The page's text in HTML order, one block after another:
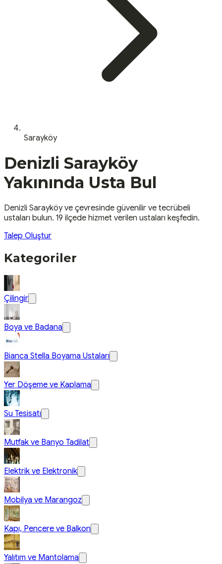
Sarayköy
Denizli Sarayköy
Yakınında Usta Bul
Denizli Sarayköyve çevresinde güvenilir ve tecrübeli
ustaları bulun. 19 ilçede hizmet verilen ustaları keşfedin.
Talep Oluştur
Kategoriler
Çilingir
Boya ve Badana
Bianca Stella Boyama Ustaları
Yer Döşeme ve Kaplama
Su Tesisatı
Mutfak ve Banyo Tadilat
Elektrik ve Elektronik
Mobilya ve Marangoz
Kapı, Pencere ve Balkon
Yalıtım ve Mantolama